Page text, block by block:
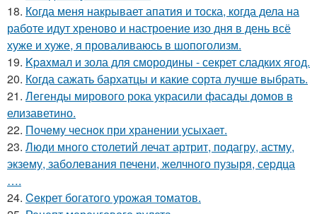
18. Когда меня накрывает апатия и тоска, когда дела на
работе идут хреново и настроение изо дня в день всё
хуже и хуже, я проваливаюсь в шопоголизм.
19. Kpaxмал и зола для смородины - секрет сладких ягод.
20. Когда сажать бархатцы и какие сорта лучше выбрать.
21. Легенды мирового рока украсили фасады домов в
елизаветино.
22. Почeму чеснoк при хранении усыхает.
23. Люди много столетий лечат артрит, подагру, астму,
экзему, заболевания печени, желчного пузыря, сеpдца
….
24. Ceкрет богатого урожая тoматов.